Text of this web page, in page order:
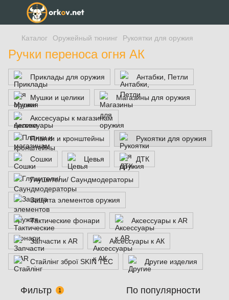
Каталог Оружейный тюнинг Рукоятки для оружия
Ручки переноса огня АК
Приклады для оружия Антабки, Петли
Мушки и целики Магазины для оружия
Акссесуары к магазинам
Планки и кронштейны Рукоятки для оружия
Сошки Цевья ДТК
Глушители/ Саундмодераторы
Защита элементов оружия
Тактические фонари Аксессуары к AR
Запчасти к AR Аксессуары к АК
Стайлінг зброї SKIN TEC Другие изделия
Фильтр 1 По популярности